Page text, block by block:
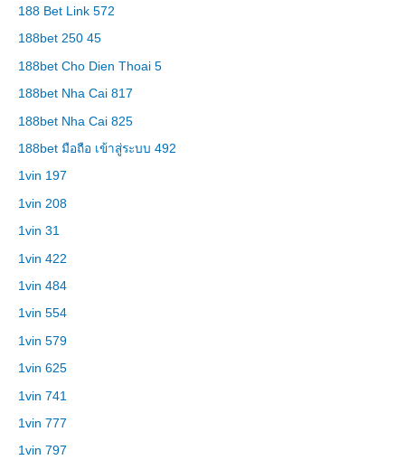
188 Bet Link 572
188bet 250 45
188bet Cho Dien Thoai 5
188bet Nha Cai 817
188bet Nha Cai 825
188bet มือถือ เข้าสู่ระบบ 492
1vin 197
1vin 208
1vin 31
1vin 422
1vin 484
1vin 554
1vin 579
1vin 625
1vin 741
1vin 777
1vin 797